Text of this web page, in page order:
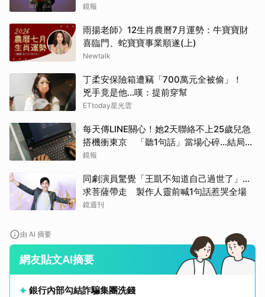
網絡
鏡報
雨揚老師》12生肖農曆7月運勢：牛寶寶財
喜臨門、蛇寶寶事業順遂(上)
Newtalk
丁柔安保險箱遭竊「700萬元全被偷」！
兇手竟是他...嘆：提前穿幫
ETtoday星光雲
每天傳LINE關心！她2天聯絡不上25歲兒急
搭機衝東京 「聽1句話」當場心碎...結局看
哭網
鏡報
同劇演員驚覺「王凱不知道自己過世了」...
求菩薩帶走 製作人靈前喊1句話惹哭全場
鏡週刊
由 AI 摘要
網友貼文AI摘要
銀行內部勾結詐騙集團洗錢